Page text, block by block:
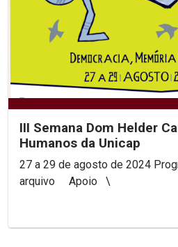
III Semana Dom Helder
Humanos da Unicap
27 a 29 de agosto de 2024 Programação Baixe o